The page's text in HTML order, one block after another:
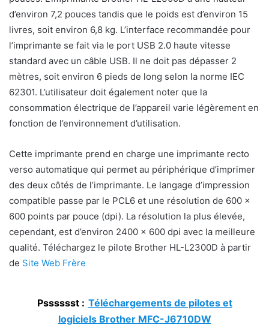
d’environ 7,2 pouces tandis que le poids est d’environ 15
livres, soit environ 6,8 kg. L’interface recommandée pour
l’imprimante se fait via le port USB 2.0 haute vitesse
standard avec un câble USB. Il ne doit pas dépasser 2
mètres, soit environ 6 pieds de long selon la norme IEC
62301. L’utilisateur doit également noter que la
consommation électrique de l’appareil varie légèrement en
fonction de l’environnement d’utilisation.
Cette imprimante prend en charge une imprimante recto
verso automatique qui permet au périphérique d’imprimer
des deux côtés de l’imprimante. Le langage d’impression
compatible passe par le PCL6 et une résolution de 600 x
600 points par pouce (dpi). La résolution la plus élevée,
cependant, est d’environ 2400 x 600 dpi avec la meilleure
qualité. Téléchargez le pilote Brother HL-L2300D à partir
de Site Web Frère
Psssssst : Téléchargements de pilotes et
logiciels Brother MFC-J6710DW